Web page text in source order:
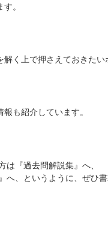
。
く上で押さえておきたい
も紹介しています。
『過去問解説集』へ、
へ、というように、ぜひ